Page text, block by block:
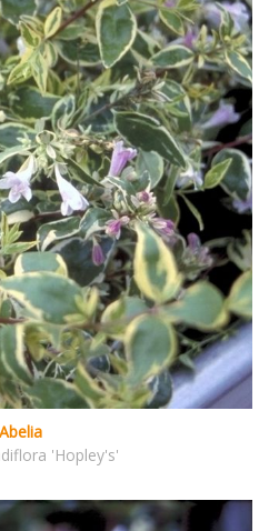
Abelia
'Hopley's'